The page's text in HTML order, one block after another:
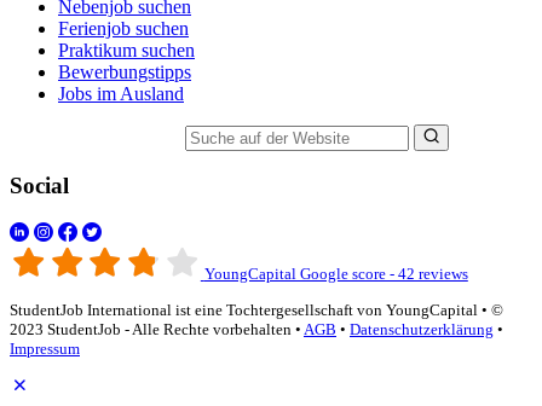
Nebenjob suchen
Ferienjob suchen
Praktikum suchen
Bewerbungstipps
Jobs im Ausland
Social
YoungCapital Google score - 42 reviews
StudentJob International ist eine Tochtergesellschaft von YoungCapital • ©
2023 StudentJob - Alle Rechte vorbehalten • AGB • Datenschutzerklärung •
Impressum